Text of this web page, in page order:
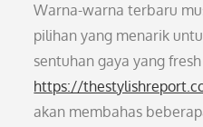
Warna-warna terbaru
pilihan yang menarik
sentuhan gaya yang
https://
akan membahas